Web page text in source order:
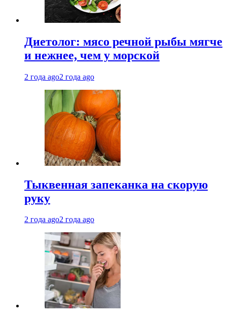
Диетолог: мясо речной рыбы мягче
и нежнее, чем у морской
2 года ago2 года ago
Тыквенная запеканка на скорую
руку
2 года ago2 года ago